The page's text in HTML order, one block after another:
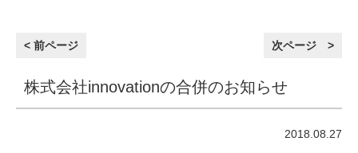
< 前ページ 次ページ >
株式会社innovationの合併のお知らせ
2018.08.27